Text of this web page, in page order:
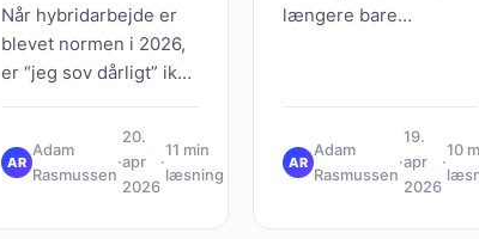
Når hybridarbejde er
blevet normen i 2026,
er “jeg sov dårligt” ikke
undskyldning – det er
et målbart
arbejdsmiljøsignal, der
AR
Adam
Rasmussen
·
20.
apr
2026
·
11 min
læsning
længere bare…
AR
Adam
Rasmussen
·
19.
apr
2026
·
10